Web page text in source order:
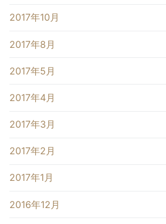
2017年10月
2017年8月
2017年5月
2017年4月
2017年3月
2017年2月
2017年1月
2016年12月